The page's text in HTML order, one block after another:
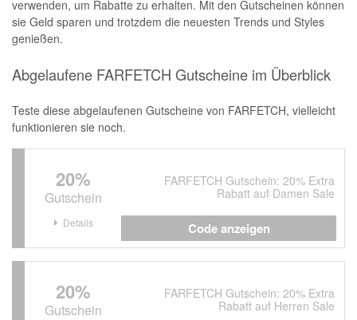
verwenden, um Rabatte zu erhalten. Mit den Gutscheinen können
sie Geld sparen und trotzdem die neuesten Trends und Styles
genießen.
Abgelaufene FARFETCH Gutscheine im Überblick
Teste diese abgelaufenen Gutscheine von FARFETCH, vielleicht
funktionieren sie noch.
20%
Gutschein
FARFETCH Gutschein: 20% Extra
Rabatt auf Damen Sale
Details Code anzeigen
20%
Gutschein
FARFETCH Gutschein: 20% Extra
Rabatt auf Herren Sale